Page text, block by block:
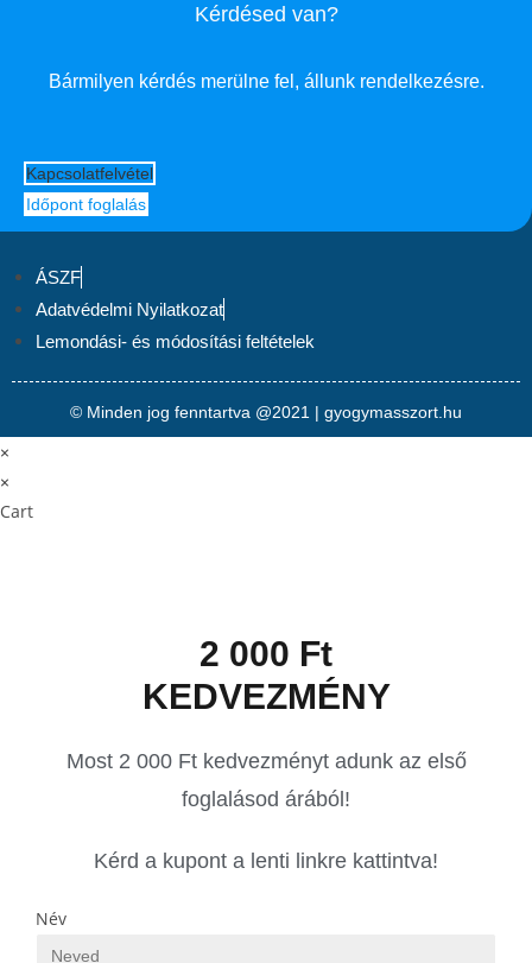
Kérdésed van?
Bármilyen kérdés merülne fel, állunk rendelkezésre.
Kapcsolatfelvétel
Időpont foglalás
ÁSZF
Adatvédelmi Nyilatkozat
Lemondási- és módosítási feltételek
© Minden jog fenntartva @2021 | gyogymasszort.hu
×
×
Cart
2 000 Ft
KEDVEZMÉNY
Most 2 000 Ft kedvezményt adunk az első
foglalásod árából!
Kérd a kupont a lenti linkre kattintva!
Név